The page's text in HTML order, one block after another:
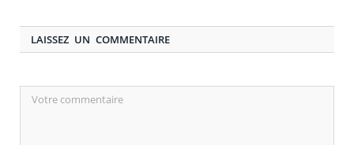
LAISSEZ UN COMMENTAIRE